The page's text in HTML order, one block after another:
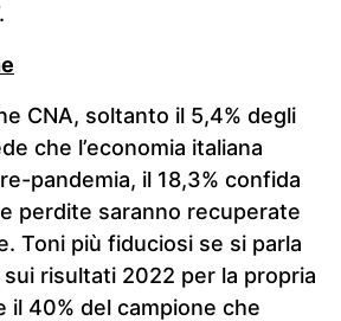
CNA, soltanto il 5,4% degli
che l’economia italiana
pandemia, il 18,3% confida
perdite saranno recuperate
Toni più fiduciosi se si parla
risultati 2022 per la propria
il 40% del campione che